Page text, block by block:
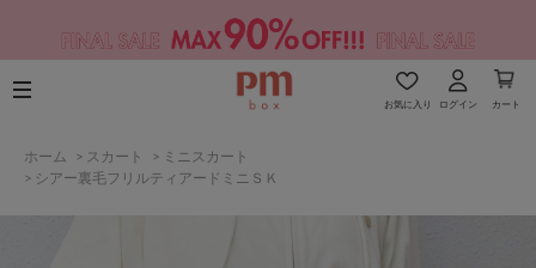
お気に入り ログイン カート
ホーム > スカート > ミニスカート
> シアー裏毛フリルティアードミニＳＫ